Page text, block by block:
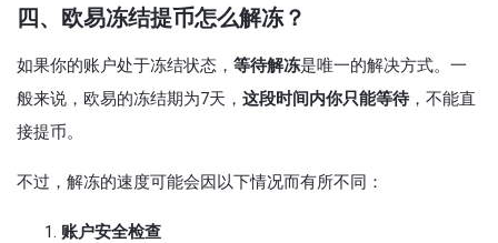
四、欧易冻结提币怎么解冻？
如果你的账户处于冻结状态， 等待解冻是唯一的解决方式。一
般来说，欧易的冻结期为7天， 这段时间内你只能等待，不能直
接提币。
不过，解冻的速度可能会因以下情况而有所不同：
账户安全检查